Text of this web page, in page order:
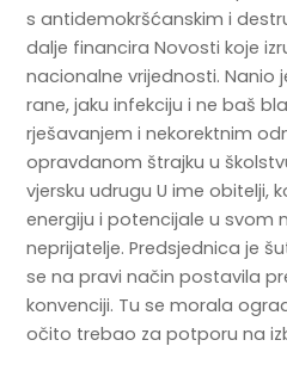
s antidemokršćanskim i
dalje financira Novosti koje
nacionalne vrijednosti. Nanio
rane, jaku infekciju i ne baš
rješavanjem i nekorektnim
opravdanom štrajku u
vjersku udrugu U ime obitelji,
energiju i potencijale u svom
neprijatelje. Predsjednica je
se na pravi način postavila
konvenciji. Tu se morala
očito trebao za potporu na